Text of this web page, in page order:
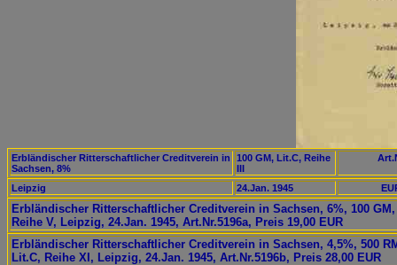
Erbländischer Ritterschaftlicher Creditverein in
Sachsen, 8%
100 GM, Lit.C, Reihe
III
Leipzig 24.Jan. 1945
Erbländischer Ritterschaftlicher Creditverein in Sachsen, 6%, 100
Reihe V, Leipzig, 24.Jan. 1945, Art.Nr.5196a, Preis 19,00 EUR
Erbländischer Ritterschaftlicher Creditverein in Sachsen, 4,5%, 500
Lit.C, Reihe XI, Leipzig, 24.Jan. 1945, Art.Nr.5196b, Preis 28,00 EUR